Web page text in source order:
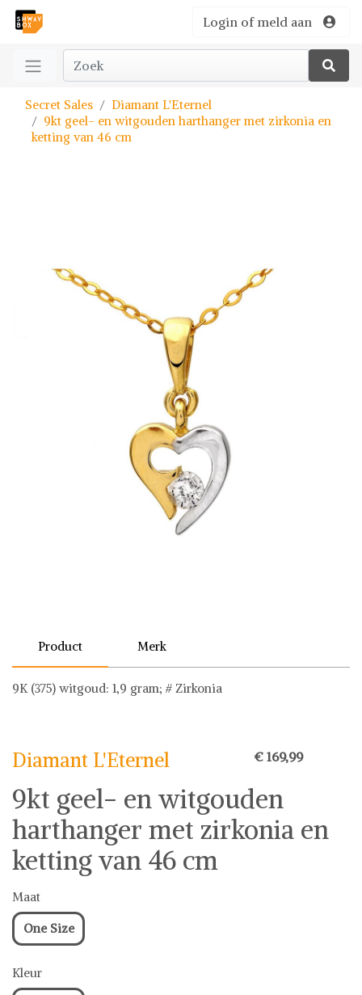
Login of meld aan
Secret Sales
Diamant L'Eternel
9kt geel- en witgouden harthanger met zirkonia en
ketting van 46 cm
Product Merk
9K (375) witgoud: 1,9 gram; # Zirkonia
Diamant L'Eternel € 169,99
9kt geel- en witgouden
harthanger met zirkonia en
ketting van 46 cm
Maat
One Size
Kleur